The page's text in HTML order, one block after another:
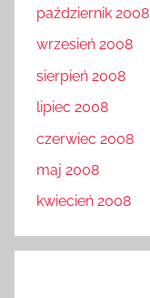
październik 2008
wrzesień 2008
sierpień 2008
lipiec 2008
czerwiec 2008
maj 2008
kwiecień 2008